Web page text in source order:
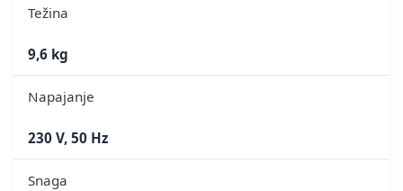
Težina
9,6 kg
Napajanje
230 V, 50 Hz
Snaga